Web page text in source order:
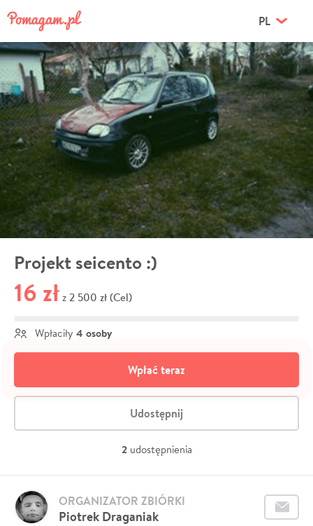
PL
Projekt seicento :)
16 zł z 2 500 zł (Cel)
Wpłaciły 4 osoby
Wpłać teraz
Udostępnij
2 udostępnienia
Piotrek Draganiak
ORGANIZATOR ZBIÓRKI